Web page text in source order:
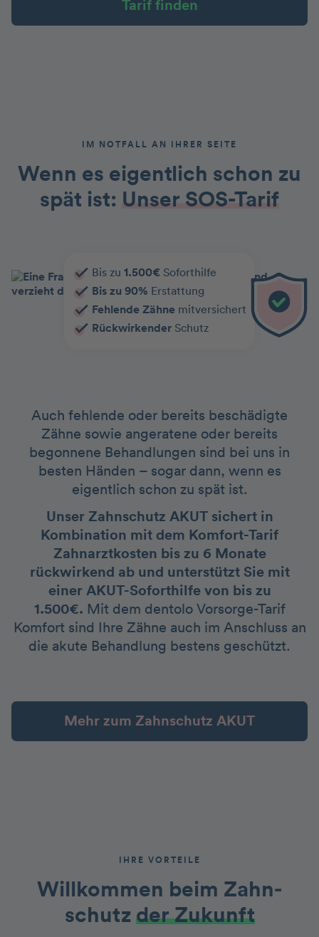
Tarif finden
IM NOTFALL AN IHRER SEITE
Wenn es eigentlich schon zu
spät ist: Unser SOS-Tarif
Bis zu1.500€ Soforthilfe
Bis zu 90% Erstattung
Fehlende Zähne mitversichert
Rückwirkender Schutz
Auch fehlende oder bereits beschädigte
Zähne sowie angeratene oder bereits
begonnene Behandlungen sind bei uns in
besten Händen – sogar dann, wenn es
eigentlich schon zu spät ist.
Unser Zahnschutz AKUT sichert in
Kombination mit dem Komfort-Tarif
Zahnarztkosten bis zu 6 Monate
rückwirkend ab und unterstützt Sie mit
einer AKUT-Soforthilfe von bis zu
1.500€. Mit dem dentolo Vorsorge-Tarif
Komfort sind Ihre Zähne auch im Anschluss an
die akute Behandlung bestens geschützt.
Mehr zum Zahnschutz AKUT
IHRE VORTEILE
Willkommen beim Zahn­
schutz der Zukunft